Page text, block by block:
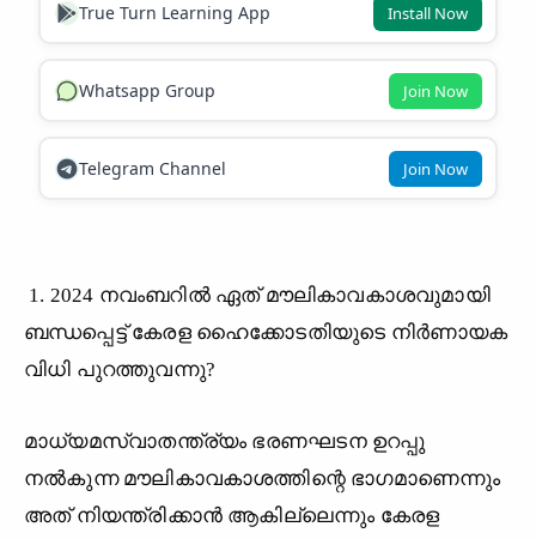
True Turn Learning App Install Now
Whatsapp Group Join Now
Telegram Channel Join Now
1. 2024 നവംബറിൽ ഏത് മൗലികാവകാശവുമായി
ബന്ധപ്പെട്ട് കേരള ഹൈക്കോടതിയുടെ നിർണായക
വിധി പുറത്തുവന്നു?
മാധ്യമസ്വാതന്ത്ര്യം ഭരണഘടന ഉറപ്പു
നൽകുന്ന മൗലികാവകാശത്തിന്റെ ഭാഗമാണെന്നും
അത് നിയന്ത്രിക്കാൻ ആകില്ലെന്നും കേരള